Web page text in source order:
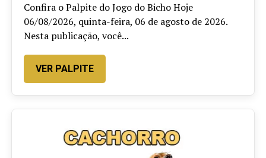
Confira o Palpite do Jogo do Bicho Hoje
06/08/2026, quinta-feira, 06 de agosto de 2026.
Nesta publicação, você...
VER PALPITE